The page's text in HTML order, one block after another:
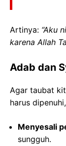
Artinya: “Aku
karena Allah
Adab dan
Agar taubat
harus
Menyesali
sungguh.